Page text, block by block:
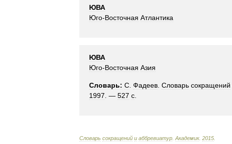
ЮВА
Юго-Восточная Атлантика
ЮВА
Юго-Восточная Азия
Словарь: С Фадеев Словарь сокращений
1997 . — 527 с
Словарь сокращений и аббревиатур Академик. 2015